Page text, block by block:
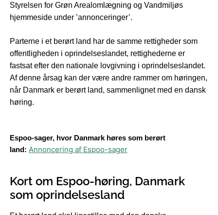
Styrelsen for Grøn Arealomlægning og Vandmiljøs
hjemmeside under ’annonceringer’.
Parterne i et berørt land har de samme rettigheder som
offentligheden i oprindelseslandet, rettighederne er
fastsat efter den nationale lovgivning i oprindelseslandet.
Af denne årsag kan der være andre rammer om høringen,
når Danmark er berørt land, sammenlignet med en dansk
høring.
Espoo-sager, hvor Danmark høres som berørt
land: Annoncering af Espoo-sager
Kort om Espoo-høring, Danmark
som oprindelsesland